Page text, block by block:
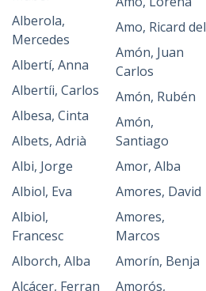
Alberola,
Mercedes
Albertí, Anna
Albertíi, Carlos
Albesa, Cinta
Albets, Adrià
Albi, Jorge
Albiol, Eva
Albiol,
Francesc
Alborch, Alba
Alcácer, Ferran
Amo, Ricard del
Amón, Juan
Carlos
Amón, Rubén
Amón,
Santiago
Amor, Alba
Amores, David
Amores,
Marcos
Amorín, Benja
Amorós,